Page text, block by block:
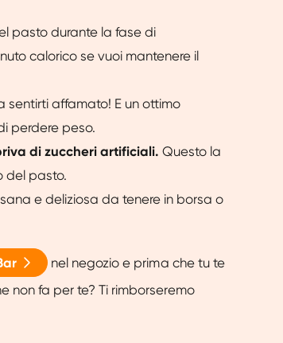
pasto durante la fase di
calorico se vuoi mantenere il
sentirti affamato! E un ottimo
perdere peso.
di zuccheri artificiali. Questo la
del pasto.
e deliziosa da tenere in borsa o
nel negozio e prima che tu te
non fa per te? Ti rimborseremo